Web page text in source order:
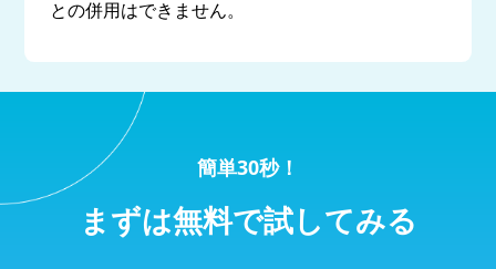
との併用はできません。
簡単30秒！
まずは無料で試してみる